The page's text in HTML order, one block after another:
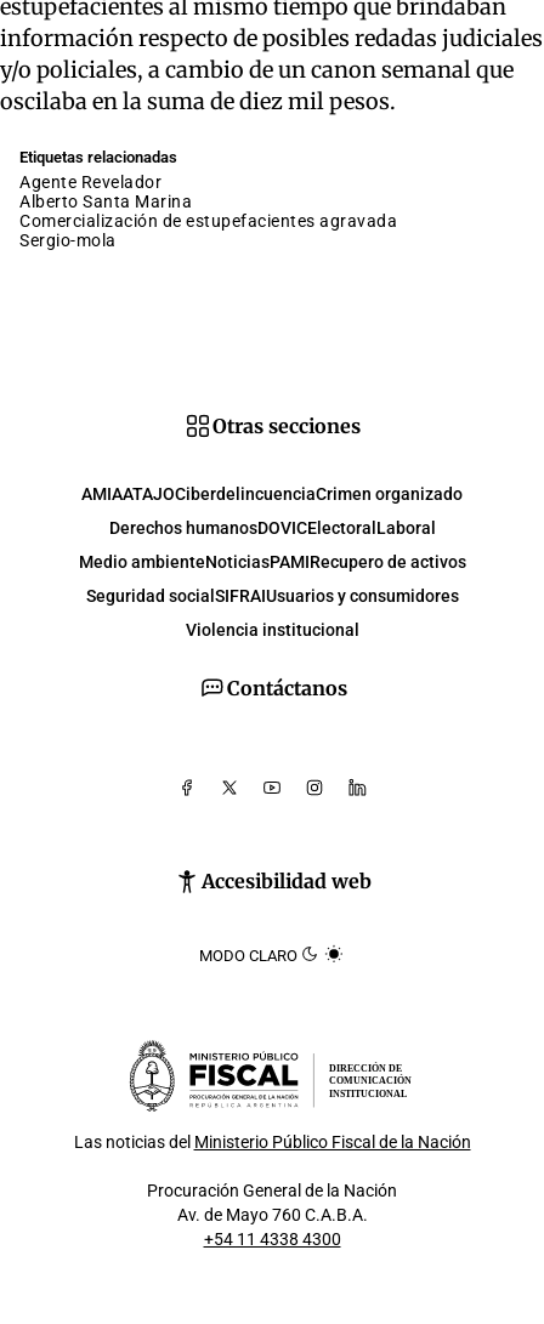
estupefacientes al mismo tiempo que brindaban
información respecto de posibles redadas judiciales
y/o policiales, a cambio de un canon semanal que
oscilaba en la suma de diez mil pesos.
Etiquetas relacionadas
Agente Revelador
Alberto Santa Marina
comercialización de estupefacientes agravada
sergio-mola
Contáctanos
Accesibilidad web
MODO CLARO
Otras secciones
AMIAATAJOCiberdelincuenciaCrimen organizado
Derechos humanosDOVICElectoral Laboral
Medio ambienteNoticiasPAMIRecupero de activos
Seguridad social SIFRAIUsuarios y consumidores
Violencia institucional
DIRECCIÓN DE
COMUNICACIÓN
INSTITUCIONAL
Las noticias del Ministerio Público Fiscal de la Nación
Procuración General de la Nación
Av. de Mayo 760 C.A.B.A.
+54 11 4338 4300